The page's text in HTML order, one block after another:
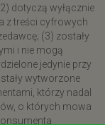
dotyczą wyłącznie
z treści cyfrowych
(3) zostały
i nie mogą
jedynie przy
wytworzone
którzy nadal
o których mowa